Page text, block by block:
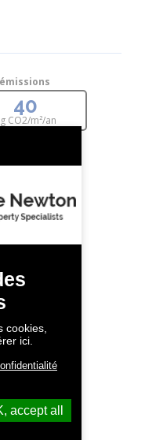
émissions
40
CO2/m²/an
233
cookies,
ici.
accept all